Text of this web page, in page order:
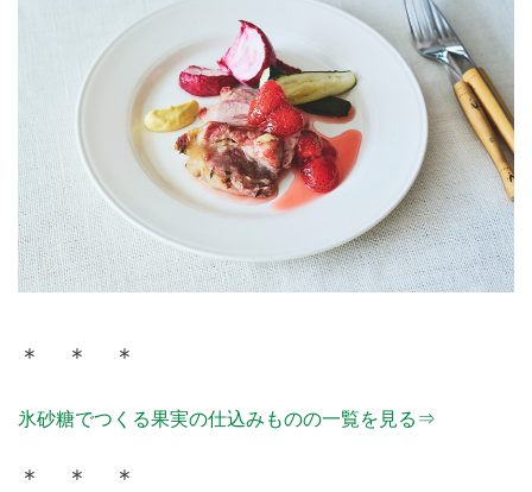
＊ ＊ ＊
氷砂糖でつくる果実の仕込みものの一覧を見る⇒
＊ ＊ ＊